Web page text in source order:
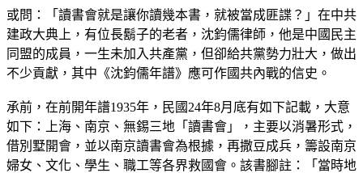
或問：「讀書會就是讓你讀幾本書，就被當成匪諜？」在中共
建政大典上，有位長鬍子的老者，沈鈞儒律師，他是中國民主
同盟的成員，一生未加入共產黨，但卻給共黨勢力壯大，做出
不少貢獻，其中《沈鈞儒年譜》應可作國共內戰的信史。
承前，在前開年譜1935年，民國24年8月底有如下記載，大意
如下：上海、南京、無錫三地「讀書會」，主要以消暑形式，
借別墅開會，並以南京讀書會為根據，再撒豆成兵，籌設南京
婦女、文化、學生、職工等各界救國會。該書腳註：「當時地